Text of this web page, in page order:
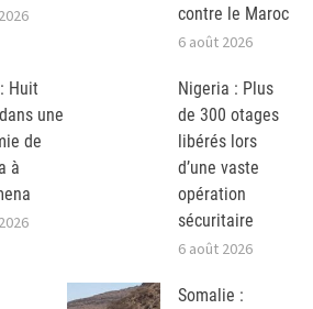
contre le Maroc
6 août 2026
Huit
une
de
à
Nigeria : Plus
de 300 otages
libérés lors
d’une vaste
opération
sécuritaire
6 août 2026
Somalie :